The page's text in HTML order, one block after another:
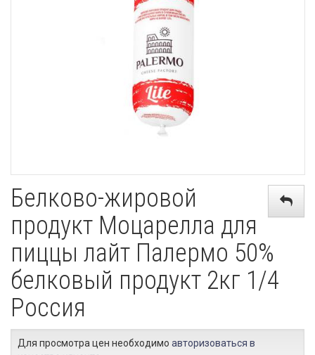
Белково-жировой
продукт Моцарелла для
пиццы лайт Палермо 50%
белковый продукт 2кг 1/4
Россия
Для просмотра цен необходимо авторизоваться в